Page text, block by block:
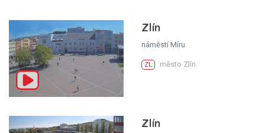
Zlín
náměstí Míru
ZL město Zlín
Zlín